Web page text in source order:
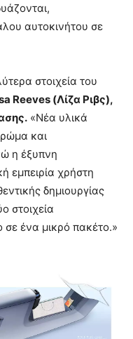
αυτοκινήτου σε
στοιχεία του
Reeves (Λίζα Ριβς),
«Νέα υλικά
και
η έξυπνη
εμπειρία χρήστη
δημιουργίας
στοιχεία
ένα μικρό πακέτο.»